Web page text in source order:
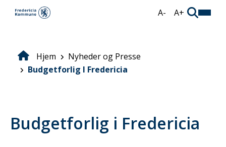
A- A+
Brødkrumme
Hjem
Nyheder og Presse
Budgetforlig I Fredericia
Budgetforlig i Fredericia